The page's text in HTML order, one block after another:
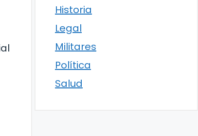
Historia
Legal
Militares
Política
Salud